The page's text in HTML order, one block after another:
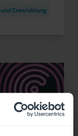
Entwicklung